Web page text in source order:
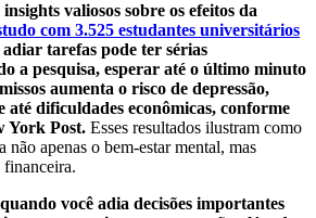
valiosos sobre os efeitos da
com 3.525 estudantes universitários
tarefas pode ter sérias
a pesquisa, esperar até o último minuto
aumenta o risco de depressão,
até dificuldades econômicas, conforme
York Post. Esses resultados ilustram como
não apenas o bem-estar mental, mas
financeira.
você adia decisões importantes